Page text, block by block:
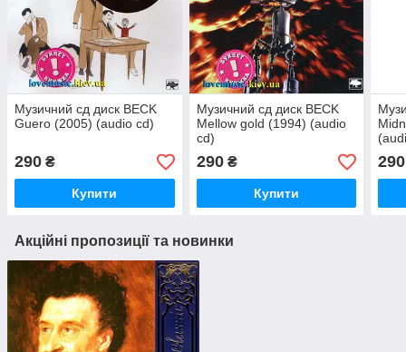
Музичний сд диск BECK
Guero (2005) (audio cd)
290 ₴
Купити
Музичний сд диск BECK
Mellow gold (1994) (audio
cd)
290₴
Купити
290
Акційні пропозиції та новинки